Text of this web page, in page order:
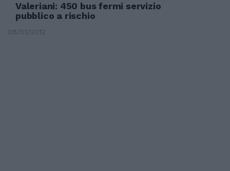
Valeriani: 450 bus fermi servizio
pubblico a rischio
08/01/2012